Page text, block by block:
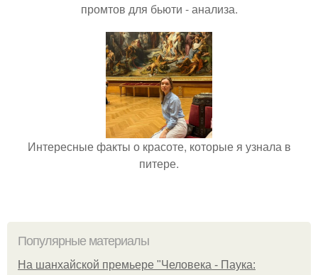
промтов для бьюти - анализа.
Интересные факты о красоте, которые я узнала в
питере.
Популярные материалы
На шанхайской премьере "Человека - Паука: